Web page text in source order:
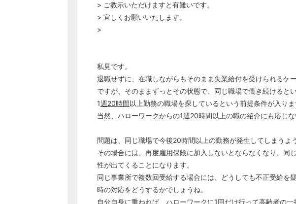
> ご教示いただけますと有難いです。
> 宜しくお願いいたします。
>
私見です。
退職せずに、在職しながらもそのまま 失業給付を受けられるケ
ですが、そのままずっとその状態で、同じ職場で働き続けると
1週20時間以上勤務の職場を探しているという前提条件が入りま
当然、 ハローワークからの1週20時間以上の職の紹介にも応じな
問題は、同じ職場で今後20時間以上の勤務が発生してしまうよ
その場合には、再度雇用保険に加入しないとならなくなり、同
性が出てくることになります。
同じ事業所で複数回受給する場合には、どうしても不正受給を
時の対応をどうするかでしょうね。
自分自身に重ねれば、 ハローワークに1回だけ行って高齢者の